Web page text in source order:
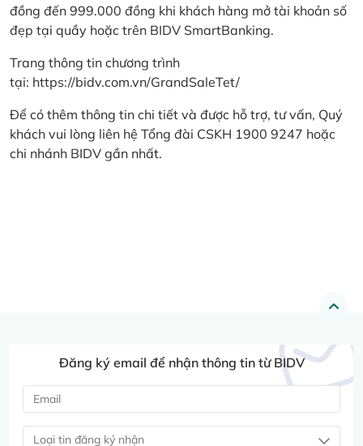
đồng đến 999.000 đồng khi khách hàng mở tài khoản số
đẹp tại quầy hoặc trên BIDV SmartBanking.
Trang thông tin chương trình
tại: https://bidv.com.vn/GrandSaleTet/
Để có thêm thông tin chi tiết và được hỗ trợ, tư vấn, Quý
khách vui lòng liên hệ Tổng đài CSKH 1900 9247 hoặc
chi nhánh BIDV gần nhất.
Đăng ký email để nhận thông tin từ BIDV
Loại tin đăng ký nhận